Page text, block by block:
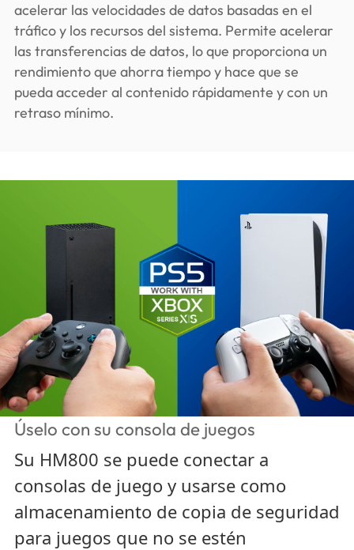
acelerar las velocidades de datos basadas en el
tráfico y los recursos del sistema. Permite acelerar
las transferencias de datos, lo que proporciona un
rendimiento que ahorra tiempo y hace que se
pueda acceder al contenido rápidamente y con un
retraso mínimo.
Úselo con su consola de juegos
Su HM800 se puede conectar a
consolas de juego y usarse como
almacenamiento de copia de seguridad
para juegos que no se estén